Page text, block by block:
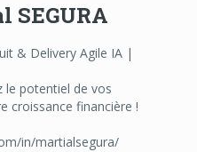
SEGURA
& Delivery Agile IA |
le potentiel de vos
croissance financière !
in/martialsegura/